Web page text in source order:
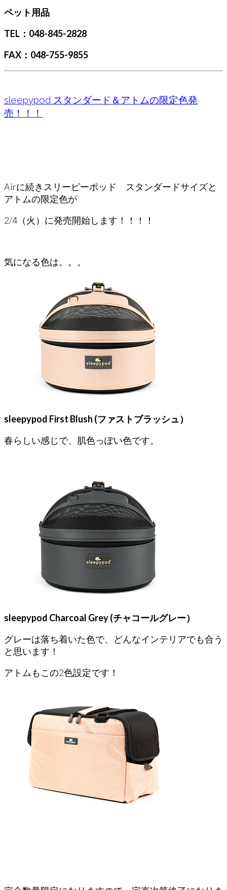
ペット用品
TEL：048-845-2828
FAX：048-755-9855
sleepypod スタンダード＆アトムの限定色発
売！！！
Airに続きスリーピーポッド スタンダードサイズと
アトムの限定色が
2/4（火）に発売開始します！！！！
気になる色は。。。
sleepypod First Blush (ファストブラッシュ）
春らしい感じで、肌色っぽい色です。
sleepypod Charcoal Grey (チャコールグレー）
グレーは落ち着いた色で、どんなインテリアでも合う
と思います！
アトムもこの2色設定です！